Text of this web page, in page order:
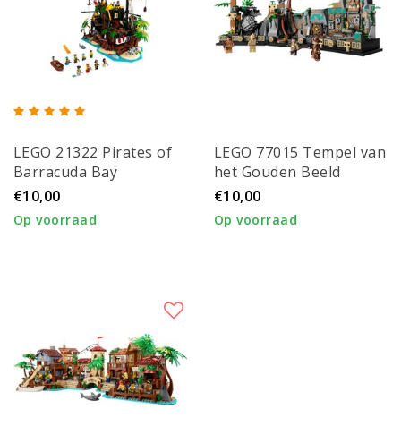
LEGO 21322 Pirates of
Barracuda Bay
€10,00
Op voorraad
LEGO 77015 Tempel van
het Gouden Beeld
€10,00
Op voorraad